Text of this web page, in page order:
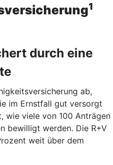
1
durch eine
ab,
im Ernstfall gut versorgt
wie viele von 100 Anträgen
bewilligt werden. Die R+V
weit über dem